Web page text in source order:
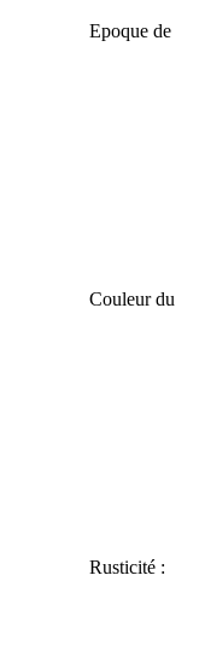
Epoque de
Couleur du
Rusticité :